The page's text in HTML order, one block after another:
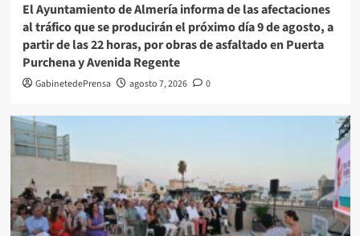
El Ayuntamiento de Almería informa de las afectaciones
al tráfico que se producirán el próximo día 9 de agosto, a
partir de las 22 horas, por obras de asfaltado en Puerta
Purchena y Avenida Regente
GabinetedePrensa agosto 7, 2026 0